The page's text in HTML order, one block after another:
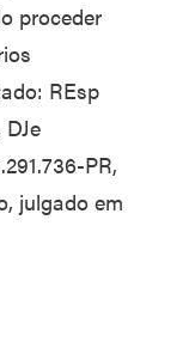
proceder
REsp
PR,
julgado em